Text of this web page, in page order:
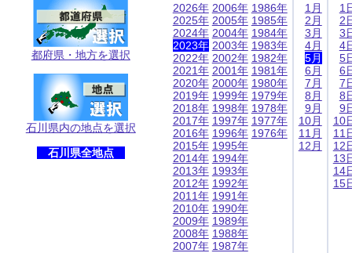
都府県・地方を選択
石川県内の地点を選択
石川県全地点
2026年
2025年
2024年
2023年
2022年
2021年
2020年
2019年
2018年
2017年
2016年
2015年
2014年
2013年
2012年
2011年
2010年
2009年
2008年
2007年
2006年
2005年
2004年
2003年
2002年
2001年
2000年
1999年
1998年
1997年
1996年
1995年
1994年
1993年
1992年
1991年
1990年
1989年
1988年
1987年
1986年
1985年
1984年
1983年
1982年
1981年
1980年
1979年
1978年
1977年
1976年
1月
2月
3月
4月
5月
6月
7月
8月
9月
10月
11月
12月
1
2
3
4
5
6
7
8
9
10
11
12
13
14
15